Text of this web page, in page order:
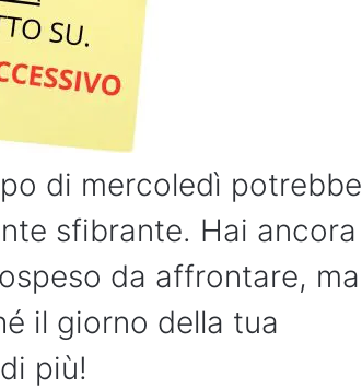
di mercoledì potrebbe
sfibrante. Hai ancora
da affrontare, ma
il giorno della tua
più!